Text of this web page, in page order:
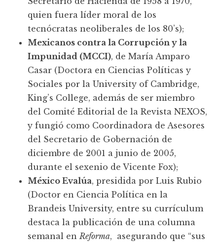
quien fuera líder moral de los
tecnócratas neoliberales de los 80’s);
Mexicanos contra la Corrupción y la
Impunidad (MCCI), de María Amparo
Casar (Doctora en Ciencias Políticas y
Sociales por la University of Cambridge,
King’s College, además de ser miembro
del Comité Editorial de la Revista NEXOS,
y fungió como Coordinadora de Asesores
del Secretario de Gobernación de
diciembre de 2001 a junio de 2005,
durante el sexenio de Vicente Fox);
México Evalúa, presidida por Luis Rubio
(Doctor en Ciencia Política en la
Brandeis University, entre su currículum
destaca la publicación de una columna
semanal enReforma, asegurando que “sus